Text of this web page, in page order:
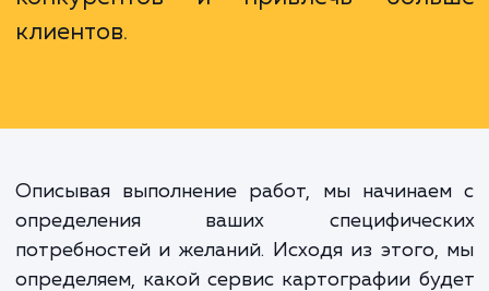
для улучшения
позволит вам отличиться
конкурентов и привлечь
клиентов.